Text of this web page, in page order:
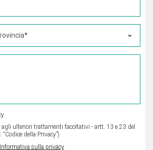
agli ulteriori trattamenti facoltativi - artt. 13 e 23 del
della Privacy”)
Informativa sulla privacy